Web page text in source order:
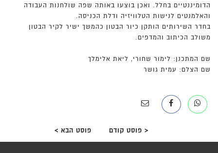
הדומיננטיים בחלל. ואכן בוצעו באותה שפה שולחנות העבודה
והאלמנטים לנישות הטלוויזיה ודלת הכניסה.
בחדר השירותים הותקן כיור הבטון כהמשך ישיר לקיר הבטון
משולב הכיתוב והמדפים.
שם המתכנן: לימור שחורי, ליאת אלימלך
שם הצלם: עמית גושר
< פוסט קודם פוסט הבא >